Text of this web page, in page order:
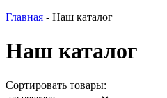
Главная - Наш каталог
Наш каталог
Сортировать товары: